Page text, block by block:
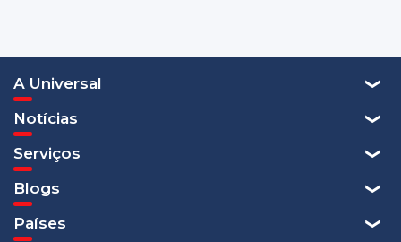
A Universal
Notícias
Serviços
Blogs
Países